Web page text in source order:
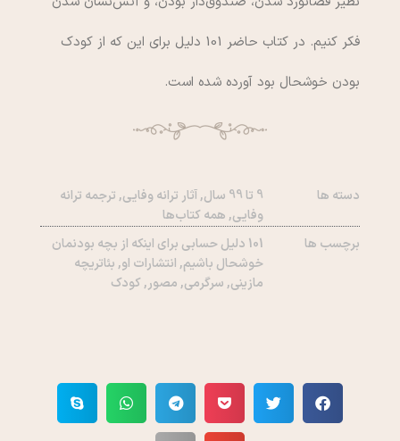
فكر كنيم. در كتاب حاضر 101 دليل براي اين كه از كودك
بودن خوشحال بود آورده شده است.
دسته ها 9 تا 99 سال ,آثار ترانه وفایی,ترجمه ترانه
وفایی,همه کتاب‌ها
برچسب ها
101 دلیل حسابی برای اینکه از بچه بودنمان
خوشحال باشیم,انتشارات او,بئاتریچه
مازینی,سرگرمی,مصور,کودک